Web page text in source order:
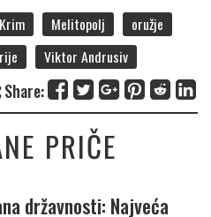
Krim Melitopolj
oružje
Viktor Andrusiv
Share:
PRIČE
državnosti: Najveća